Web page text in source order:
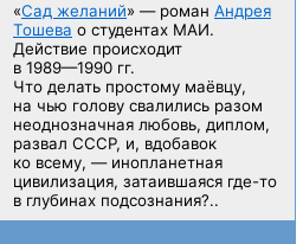
«Сад желаний» — роман Андрея
Тошева о студентах МАИ.
Действие происходит
в 1989—1990 гг.
Что делать простому маёвцу,
на чью голову свалились разом
неоднозначная любовь, диплом,
развал CCCP, и, вдобавок
ко всему, — инопланетная
цивилизация, затаившаяся где-то
в глубинах подсознания?..